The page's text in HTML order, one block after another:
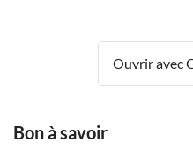
Ouvrir avec
Bon à savoir